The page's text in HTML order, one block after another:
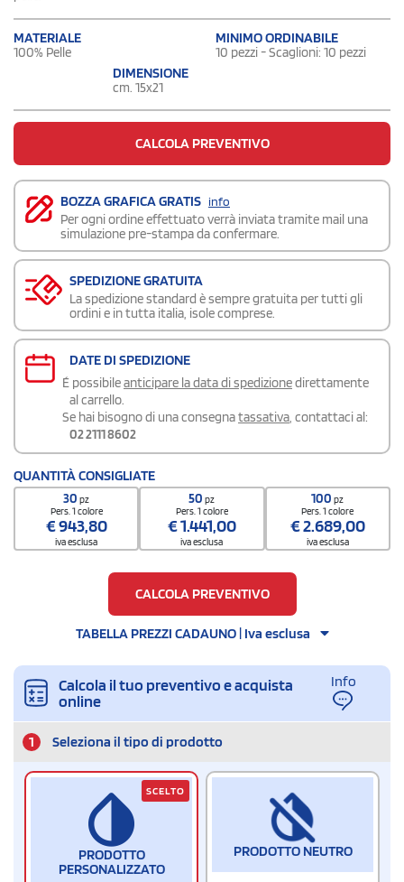
MATERIALE
100% Pelle
MINIMO ORDINABILE
10 pezzi - Scaglioni: 10 pezzi
DIMENSIONE
cm. 15x21
CALCOLA PREVENTIVO
BOZZA GRAFICA GRATIS info
Per ogni ordine effettuato verrà inviata tramite mail una
simulazione pre-stampa da confermare.
SPEDIZIONE GRATUITA
La spedizione standard è sempre gratuita per tutti gli
ordini e in tutta italia, isole comprese.
DATE DI SPEDIZIONE
É possibileanticipare la data di spedizionedirettamente
al carrello.
Se hai bisogno di una consegnatassativa, contattaci al:
02 2111 8602
QUANTITÀ CONSIGLIATE
30pz
Pers. 1 colore
€943,80
iva esclusa
50pz
Pers. 1 colore
€1.441,00
iva esclusa
100pz
Pers. 1 colore
€2.689,00
iva esclusa
CALCOLA PREVENTIVO
TABELLA PREZZI CADAUNO | Iva esclusa
Calcola il tuo preventivo e acquista
online
Info
1 Seleziona il tipo di prodotto
PRODOTTO
PERSONALIZZATO
SCELTO
PRODOTTO NEUTRO